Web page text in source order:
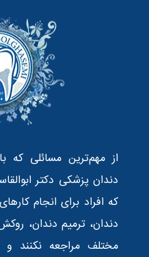
از مهم‌ترین مسائلی
دندان پزشکی دکتر
که افراد برای انجام
دندان، ترمیم دندان،
مختلف مراجعه نکنند